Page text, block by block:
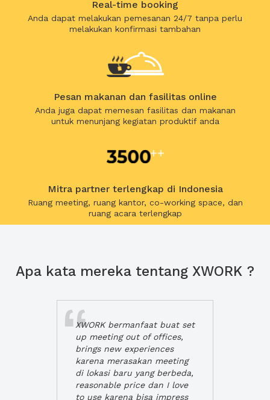
Real-time booking
Anda dapat melakukan pemesanan 24/7 tanpa perlu
melakukan konfirmasi tambahan
Pesan makanan dan fasilitas online
Anda juga dapat memesan fasilitas dan makanan
untuk menunjang kegiatan produktif anda
Mitra partner terlengkap di Indonesia
Ruang meeting, ruang kantor, co-working space, dan
ruang acara terlengkap
Apa kata mereka tentang XWORK ?
XWORK bermanfaat buat set
up meeting out of offices,
brings new experiences
karena merasakan meeting
di lokasi baru yang berbeda,
reasonable price dan I love
to use karena bisa impress